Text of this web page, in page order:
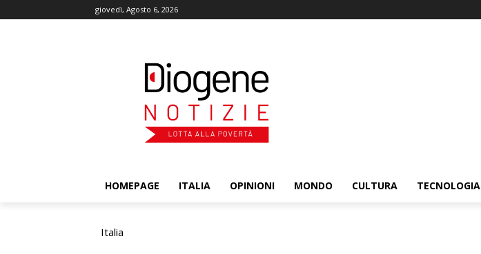
giovedì, Agosto 6, 2026
HOMEPAGE ITALIA OPINIONI MONDO CULTURA TECNOLOGIA
Italia